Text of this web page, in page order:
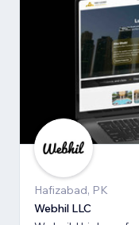
Hafizabad, PK
Webhil LLC